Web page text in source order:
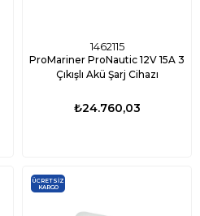
1462115
ProMariner ProNautic 12V 15A 3
Çıkışlı Akü Şarj Cihazı
₺24.760,03
ÜCRETSIZ
KARGO